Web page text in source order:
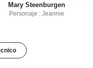
Mary Steenburgen
Personaje : Jeannie